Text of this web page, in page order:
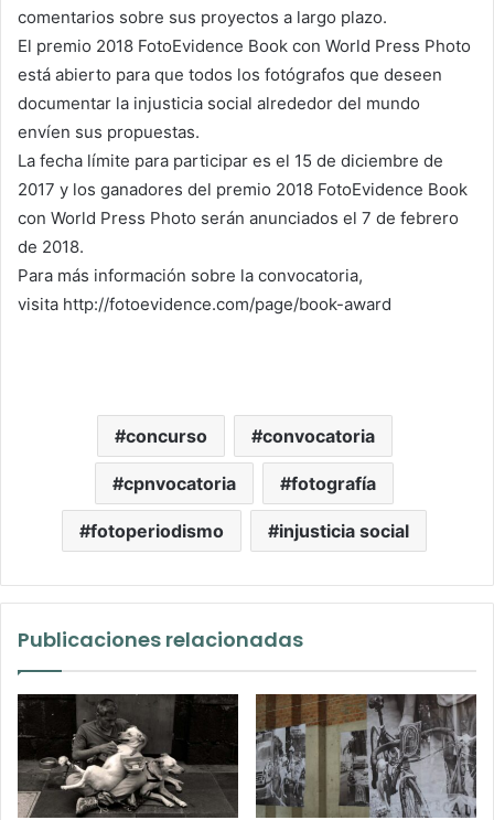
comentarios sobre sus proyectos a largo plazo.
El premio 2018 FotoEvidence Book con World Press Photo
está abierto para que todos los fotógrafos que deseen
documentar la injusticia social alrededor del mundo
envíen sus propuestas.
La fecha límite para participar es el 15 de diciembre de
2017 y los ganadores del premio 2018 FotoEvidence Book
con World Press Photo serán anunciados el 7 de febrero
de 2018.
Para más información sobre la convocatoria,
visita http://fotoevidence.com/page/book-award
concurso convocatoria
cpnvocatoria fotografía
fotoperiodismo injusticia social
Publicaciones relacionadas